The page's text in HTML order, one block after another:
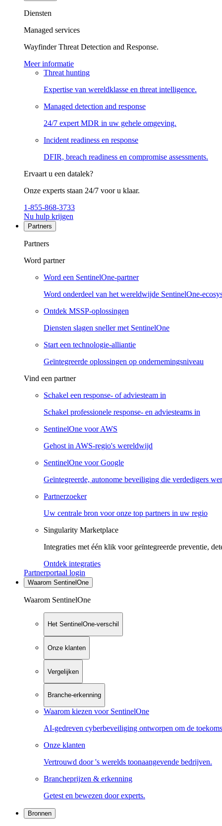
Diensten
Managed services
Wayfinder Threat Detection and Response.
Meer informatie
Threat hunting
Expertise van wereldklasse en threat intelligence.
Managed detection and response
24/7 expert MDR in uw gehele omgeving.
Incident readiness en response
DFIR, breach readiness en compromise assessments.
Ervaart u een datalek?
Onze experts staan 24/7 voor u klaar.
1-855-868-3733
Nu hulp krijgen
Partners
Partners
Word partner
Word een SentinelOne-partner
Word onderdeel van het wereldwijde SentinelOne-
Ontdek MSSP-oplossingen
Diensten slagen sneller met SentinelOne
Start een technologie-alliantie
Geïntegreerde oplossingen op ondernemingsniveau
Vind een partner
Schakel een response- of adviesteam in
Schakel professionele response- en adviesteams in
SentinelOne voor AWS
Gehost in AWS-regio's wereldwijd
SentinelOne voor Google
Geïntegreerde, autonome beveiliging die verdedigers
Partnerzoeker
Uw centrale bron voor onze top partners in uw regio
Singularity Marketplace
Integraties met één klik voor geïntegreerde preventie,
Ontdek integraties
Partnerportaal login
Waarom SentinelOne
Waarom SentinelOne
Het SentinelOne-verschil
Onze klanten
Vergelijken
Branche-erkenning
Waarom kiezen voor SentinelOne
AI-gedreven cyberbeveiliging ontworpen om de
Onze klanten
Vertrouwd door 's werelds toonaangevende bedrijven.
Brancheprijzen & erkenning
Getest en bewezen door experts.
Bronnen